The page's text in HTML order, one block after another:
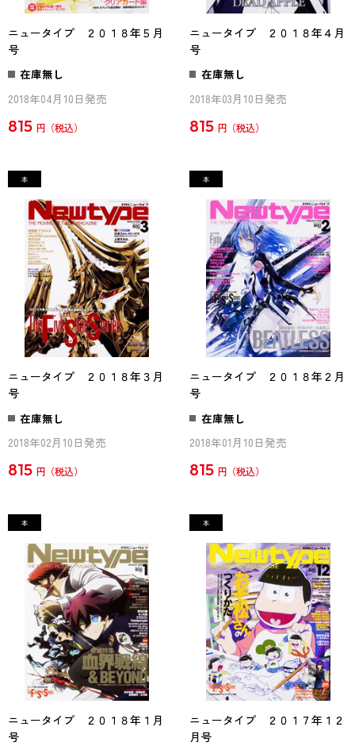
ニュータイプ ２０１８年５月
号
在庫無し
2018年04月10日発売
815 円
ニュータイプ ２０１８年４月
号
在庫無し
2018年03月10日発売
815 円
ニュータイプ ２０１８年３月
号
在庫無し
2018年02月10日発売
815 円
ニュータイプ ２０１８年２月
号
在庫無し
2018年01月10日発売
815 円
ニュータイプ ２０１８年１月
号
ニュータイプ ２０１７年１２
月号